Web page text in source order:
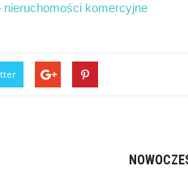
nieruchomości komercyjne